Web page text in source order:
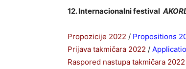
12. Internacionalni festival
Propozicije 2022 / Propositions
Prijava takmičara 2022 /
Raspored nastupa takmičara 2022